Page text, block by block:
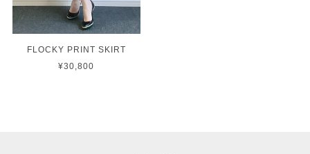
FLOCKY PRINT SKIRT
¥30,800